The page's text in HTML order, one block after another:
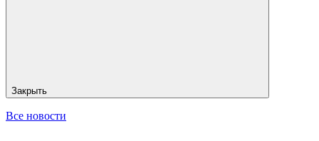
Закрыть
Все новости